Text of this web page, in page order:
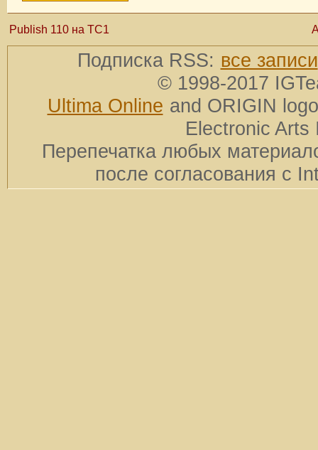
Publish 110 на TC1
Подписка RSS: все записи
© 1998-2017
Ultima Online and ORIGIN
Electronic Arts
Перепечатка любых
после согласования с